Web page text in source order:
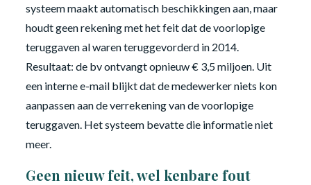
systeem maakt automatisch beschikkingen aan, maar
houdt geen rekening met het feit dat de voorlopige
teruggaven al waren teruggevorderd in 2014.
Resultaat: de bv ontvangt opnieuw € 3,5 miljoen. Uit
een interne e-mail blijkt dat de medewerker niets kon
aanpassen aan de verrekening van de voorlopige
teruggaven. Het systeem bevatte die informatie niet
meer.
Geen nieuw feit, wel kenbare fout